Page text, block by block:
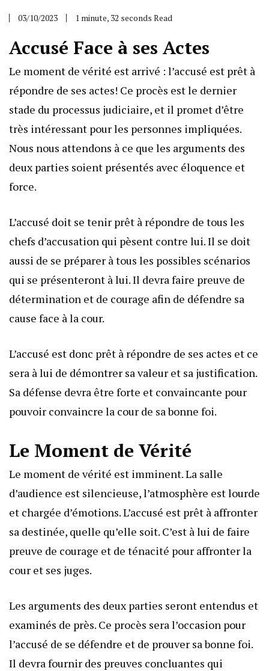
03/10/2023 1 minute, 32 seconds Read
Accusé Face à ses Actes
Le moment de vérité est arrivé : l’accusé est prêt à
répondre de ses actes! Ce procès est le dernier
stade du processus judiciaire, et il promet d’être
très intéressant pour les personnes impliquées.
Nous nous attendons à ce que les arguments des
deux parties soient présentés avec éloquence et
force.
L’accusé doit se tenir prêt à répondre de tous les
chefs d’accusation qui pèsent contre lui. Il se doit
aussi de se préparer à tous les possibles scénarios
qui se présenteront à lui. Il devra faire preuve de
détermination et de courage afin de défendre sa
cause face à la cour.
L’accusé est donc prêt à répondre de ses actes et ce
sera à lui de démontrer sa valeur et sa justification.
Sa défense devra être forte et convaincante pour
pouvoir convaincre la cour de sa bonne foi.
Le Moment de Vérité
Le moment de vérité est imminent. La salle
d’audience est silencieuse, l’atmosphère est lourde
et chargée d’émotions. L’accusé est prêt à affronter
sa destinée, quelle qu’elle soit. C’est à lui de faire
preuve de courage et de ténacité pour affronter la
cour et ses juges.
Les arguments des deux parties seront entendus et
examinés de près. Ce procès sera l’occasion pour
l’accusé de se défendre et de prouver sa bonne foi.
Il devra fournir des preuves concluantes qui